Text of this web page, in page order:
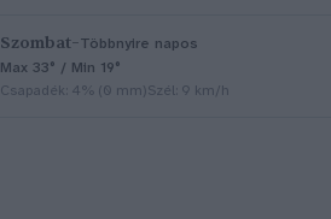
Szombat–Többnyire napos
Max 33° / Min 19°
Csapadék: 4% (0 mm)Szél: 9 km/h